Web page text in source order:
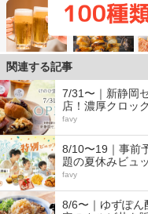
関連する記事
7/31〜｜新静岡
店！濃厚クロッ
favy
8/10〜19｜事前
題の夏休みビュ
favy
8/6〜｜ゆずぽん